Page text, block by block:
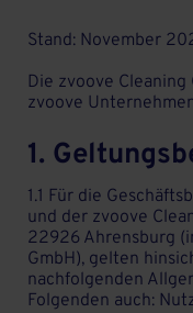
Stand: November
Die zvoove
zvoove
1.
1.1 Für die
und der zvoove
22926 Ahrensburg
GmbH), gelten
nachfolgenden
Folgenden auch: